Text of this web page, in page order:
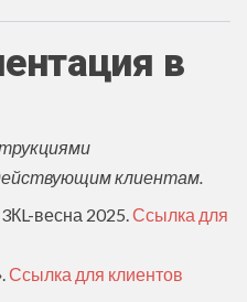
в
клиентам.
весна 2025. Ссылка для
Ссылка для клиентов